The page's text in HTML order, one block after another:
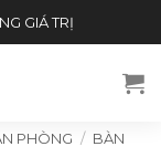
GIÁ TRỊ
PHÒNG / BÀN